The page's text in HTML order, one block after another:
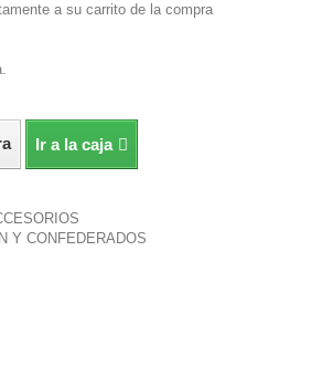
a su carrito de la compra
Ir a la caja
Y CONFEDERADOS